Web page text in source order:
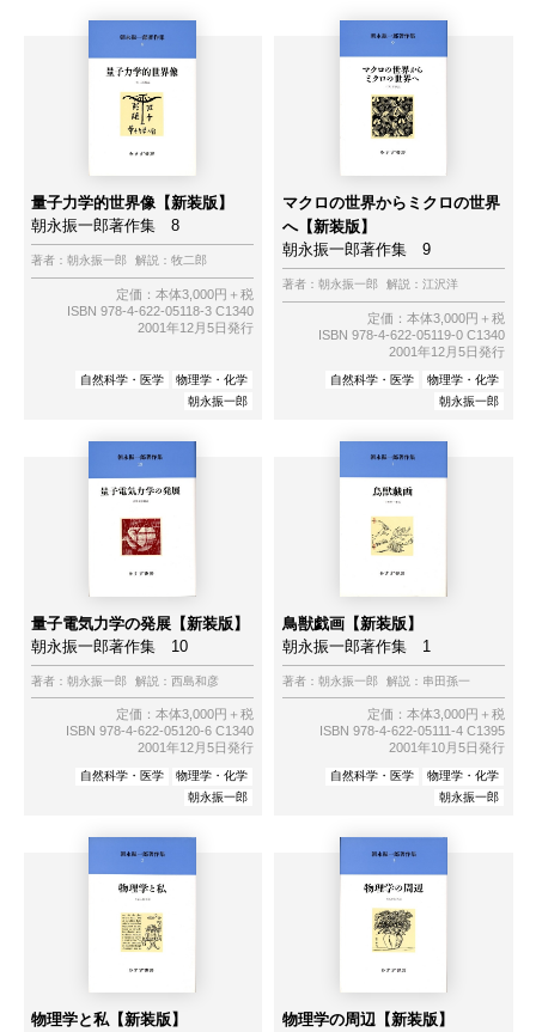
量子力学的世界像【新装版】
朝永振一郎著作集 8
著者： 朝永振一郎 解説： 牧二郎
定価：本体3,000円＋税
ISBN 978-4-622-05118-3 C1340
2001年12月5日発行
自然科学・医学
物理学・化学
朝永振一郎
マクロの世界からミクロの世界
へ【新装版】
朝永振一郎著作集 9
著者： 朝永振一郎 解説： 江沢洋
定価：本体3,000円＋税
ISBN 978-4-622-05119-0 C1340
2001年12月5日発行
自然科学・医学
物理学・化学
朝永振一郎
量子電気力学の発展【新装版】
朝永振一郎著作集 10
著者： 朝永振一郎 解説： 西島和彦
定価：本体3,000円＋税
ISBN 978-4-622-05120-6 C1340
2001年12月5日発行
自然科学・医学
物理学・化学
朝永振一郎
鳥獣戯画【新装版】
朝永振一郎著作集 1
著者： 朝永振一郎 解説： 串田孫一
定価：本体3,000円＋税
ISBN 978-4-622-05111-4 C1395
2001年10月5日発行
自然科学・医学
物理学・化学
朝永振一郎
物理学と私【新装版】
物理学の周辺【新装版】